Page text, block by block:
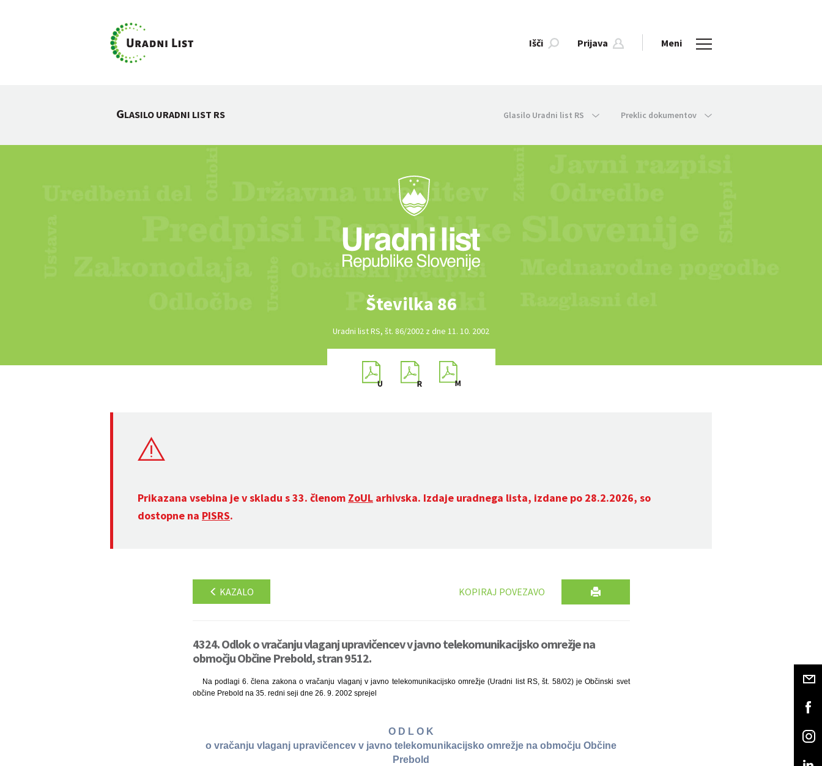
Išči Prijava Meni
GLASILO URADNI LIST RS Glasilo Uradni list RS Preklic dokumentov
Številka 86
Uradni list RS, št. 86/2002 z dne 11. 10. 2002
Prikazana vsebina je v skladu s 33. členom ZoUL arhivska. Izdaje uradnega lista, izdane po 28.2.2026, so
dostopne na PISRS.
KAZALO KOPIRAJ POVEZAVO
4324. Odlok o vračanju vlaganj upravičencev v javno telekomunikacijsko omrežje na
območju Občine Prebold, stran 9512.
Na podlagi 6. člena zakona o vračanju vlaganj v javno telekomunikacijsko omrežje (Uradni list RS, št. 58/02) je Občinski svet
občine Prebold na 35. redni seji dne 26. 9. 2002 sprejel
O D L O K
o vračanju vlaganj upravičencev v javno telekomunikacijsko omrežje na območju Občine
Prebold